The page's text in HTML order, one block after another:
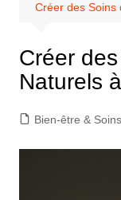
Créer des Soins
Créer
Naturels
Bien-être & Soins